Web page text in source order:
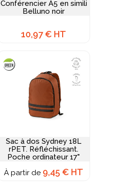
Conférencier A5 en simili
Belluno noir
10,97 € HT
Sac à dos Sydney 18L
rPET. Réfléchissant.
Poche ordinateur 17"
À partir de 9,45 € HT